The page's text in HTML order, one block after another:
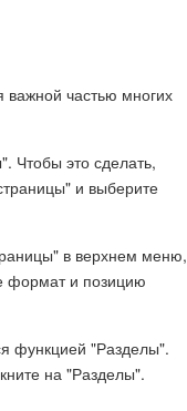
важной частью многих
Чтобы это сделать,
и выберите
в верхнем меню,
формат и позицию
функцией "Разделы".
на "Разделы".